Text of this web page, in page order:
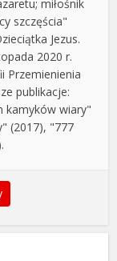
miłośnik
szczęścia"
Jezus.
2020 r.
Przemienienia
publikacje:
kamyków wiary"
(2017), "777